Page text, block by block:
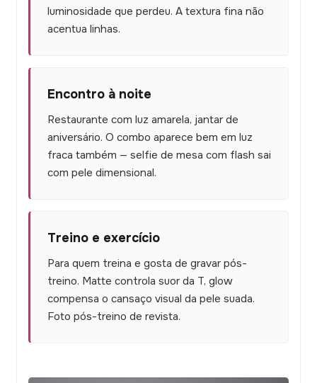
luminosidade que perdeu. A textura fina não
acentua linhas.
Encontro à noite
Restaurante com luz amarela, jantar de
aniversário. O combo aparece bem em luz
fraca também — selfie de mesa com flash sai
com pele dimensional.
Treino e exercício
Para quem treina e gosta de gravar pós-
treino. Matte controla suor da T, glow
compensa o cansaço visual da pele suada.
Foto pós-treino de revista.